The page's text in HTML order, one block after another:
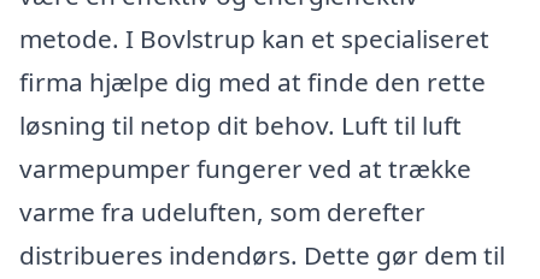
metode. I Bovlstrup kan et specialiseret
firma hjælpe dig med at finde den rette
løsning til netop dit behov. Luft til luft
varmepumper fungerer ved at trække
varme fra udeluften, som derefter
distribueres indendørs. Dette gør dem til